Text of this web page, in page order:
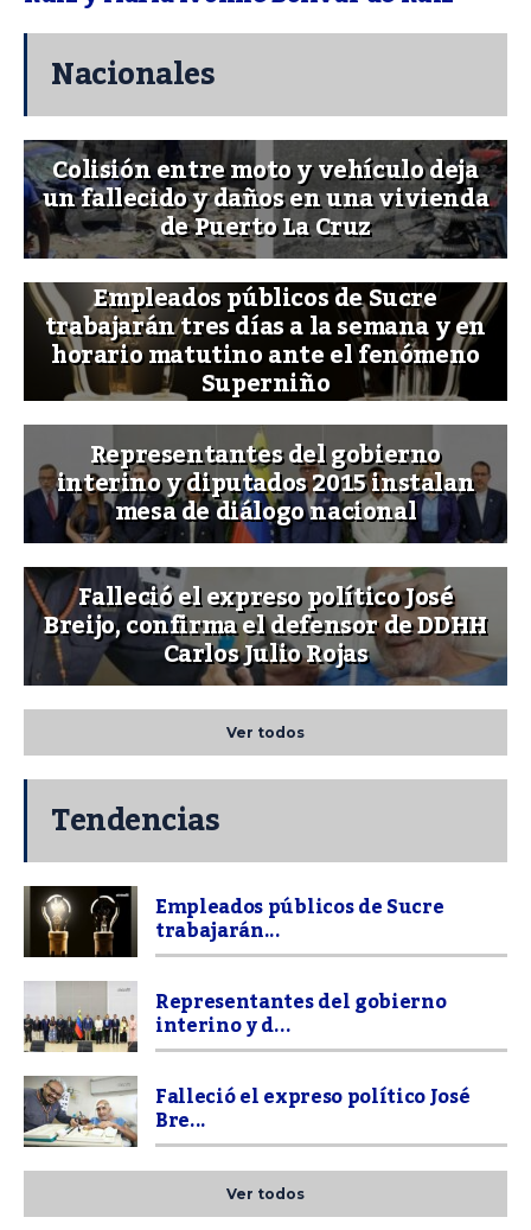
Nacionales
Colisión entre moto y vehículo deja
un fallecido y daños en una vivienda
de Puerto La Cruz
Empleados públicos de Sucre
trabajarán tres días a la semana y en
horario matutino ante el fenómeno
Superniño
Representantes del gobierno
interino y diputados 2015 instalan
mesa de diálogo nacional
Falleció el expreso político José
Breijo, confirma el defensor de DDHH
Carlos Julio Rojas
Ver todos
Tendencias
Empleados públicos de Sucre
trabajarán...
Representantes del gobierno
interino y d...
Falleció el expreso político José
Bre...
Ver todos